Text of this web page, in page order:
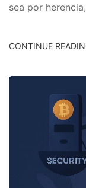
sea por
CONTINUE